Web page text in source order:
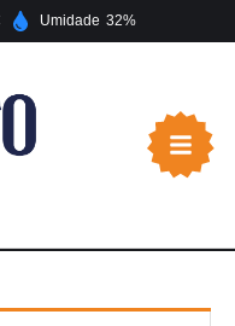
Umidade 32